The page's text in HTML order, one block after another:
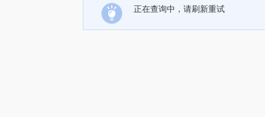
正在查询中，请刷新重试